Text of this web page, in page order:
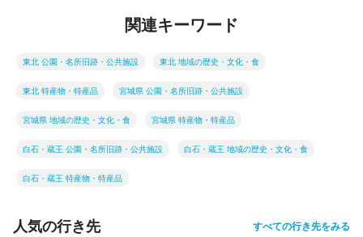
関連キーワード
東北 公園・名所旧跡・公共施設 東北 地域の歴史・文化・食
東北 特産物・特産品 宮城県 公園・名所旧跡・公共施設
宮城県 地域の歴史・文化・食 宮城県 特産物・特産品
白石・蔵王 公園・名所旧跡・公共施設 白石・蔵王 地域の歴史・文化・食
白石・蔵王 特産物・特産品
人気の行き先 すべての行き先をみる